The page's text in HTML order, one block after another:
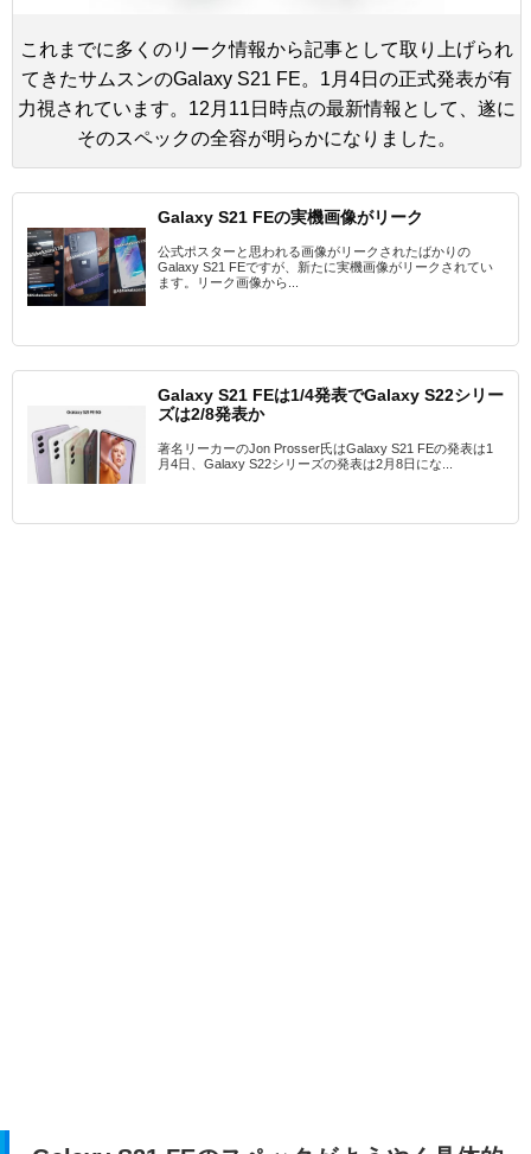
これまでに多くのリーク情報から記事として取り上げられ
てきたサムスンのGalaxy S21 FE。1月4日の正式発表が有
力視されています。12月11日時点の最新情報として、遂に
そのスペックの全容が明らかになりました。
Galaxy S21 FEの実機画像がリーク
公式ポスターと思われる画像がリークされたばかりの
Galaxy S21 FEですが、新たに実機画像がリークされてい
ます。リーク画像から...
Galaxy S21 FEは1/4発表でGalaxy S22シリー
ズは2/8発表か
著名リーカーのJon Prosser氏はGalaxy S21 FEの発表は1
月4日、Galaxy S22シリーズの発表は2月8日にな...